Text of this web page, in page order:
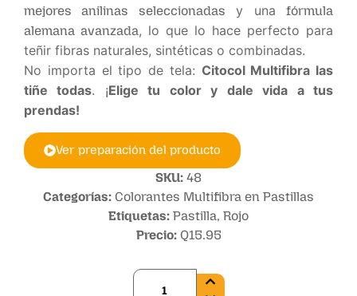
mejores anilinas seleccionadas y unafórmula
alemana avanzada, lo que lo hace perfecto para
teñir fibras naturales, sintéticas o combinadas.
No importa el tipo de tela: Citocol Multifibra las
tiñe todas. ¡Elige tu color y dale vida a tus
prendas!
Ver preparación del producto
SKU: 48
Categorías: Colorantes Multifibra en Pastillas
Etiquetas: Pastilla, Rojo
Precio: Q15.95